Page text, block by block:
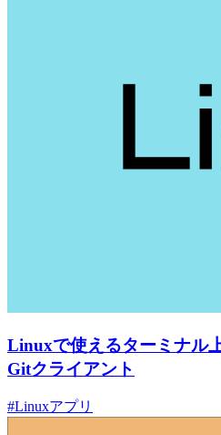
Linuxで使えるターミナル
Gitクライアント
#Linuxアプリ